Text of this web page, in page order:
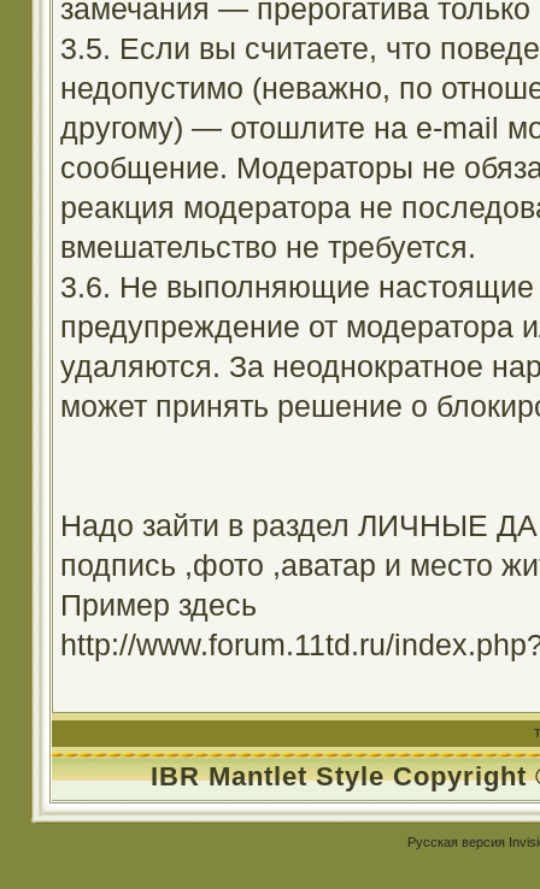
замечания — прерогатива
3.5. Если вы считаете, что
недопустимо (неважно, по
другому) — отошлите на e-mail
сообщение. Модераторы не
реакция модератора не
вмешательство не требуется.
3.6. Не выполняющие настоящие
предупреждение от модератора
удаляются. За неоднократное
может принять решение о
Надо зайти в раздел ЛИЧНЫЕ
подпись ,фото ,аватар и место
Пример здесь
http://www.forum.11td.ru/
IBR Mantlet Style Copyright
Русская версия